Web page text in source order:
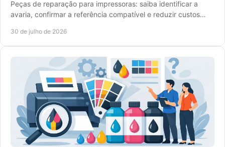
Peças de reparação para impressoras: saiba identificar a
avaria, confirmar a referência compatível e reduzir custos
30 de julho de 2026